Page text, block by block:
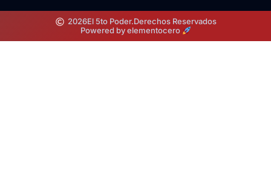
2026El 5to Poder.Derechos Reservados
Powered by elementocero